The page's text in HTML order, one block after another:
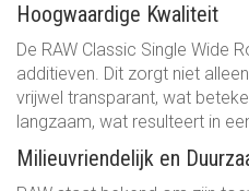
Hoogwaardige Kwaliteit
De RAW Classic Single Wide
additieven. Dit zorgt niet
vrijwel transparant, wat
langzaam, wat resulteert in
Milieuvriendelijk en